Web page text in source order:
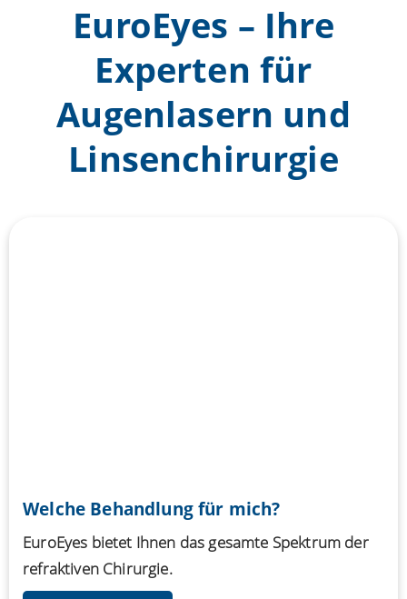
EuroEyes – Ihre
Experten für
Augenlasern und
Linsenchirurgie
Welche Behandlung für mich?
EuroEyes bietet Ihnen das gesamte Spektrum der
refraktiven Chirurgie.